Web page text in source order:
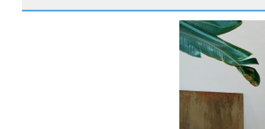
è uno tra i letti classici più
imbottitura piena arrotondata. Il letto Jazz
di serie sono di forma cilindrica alti 11cm,
L'imbottitura di Jazz ha un andamento
contenitore da riempire con vestiti e
guardaroba. Nonostante la misura francese,
tramite pannelli removibili che fanno da